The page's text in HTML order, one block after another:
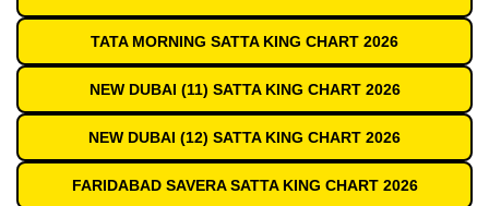
TATA MORNING SATTA KING CHART 2026
NEW DUBAI (11) SATTA KING CHART 2026
NEW DUBAI (12) SATTA KING CHART 2026
FARIDABAD SAVERA SATTA KING CHART 2026